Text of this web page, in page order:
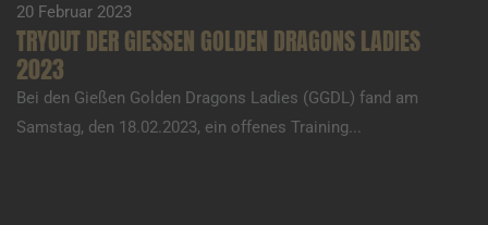
20 Februar 2023
TRYOUT DER GIESSEN GOLDEN DRAGONS LADIES
2023
Bei den Gießen Golden Dragons Ladies (GGDL) fand am
Samstag, den 18.02.2023, ein offenes Training...